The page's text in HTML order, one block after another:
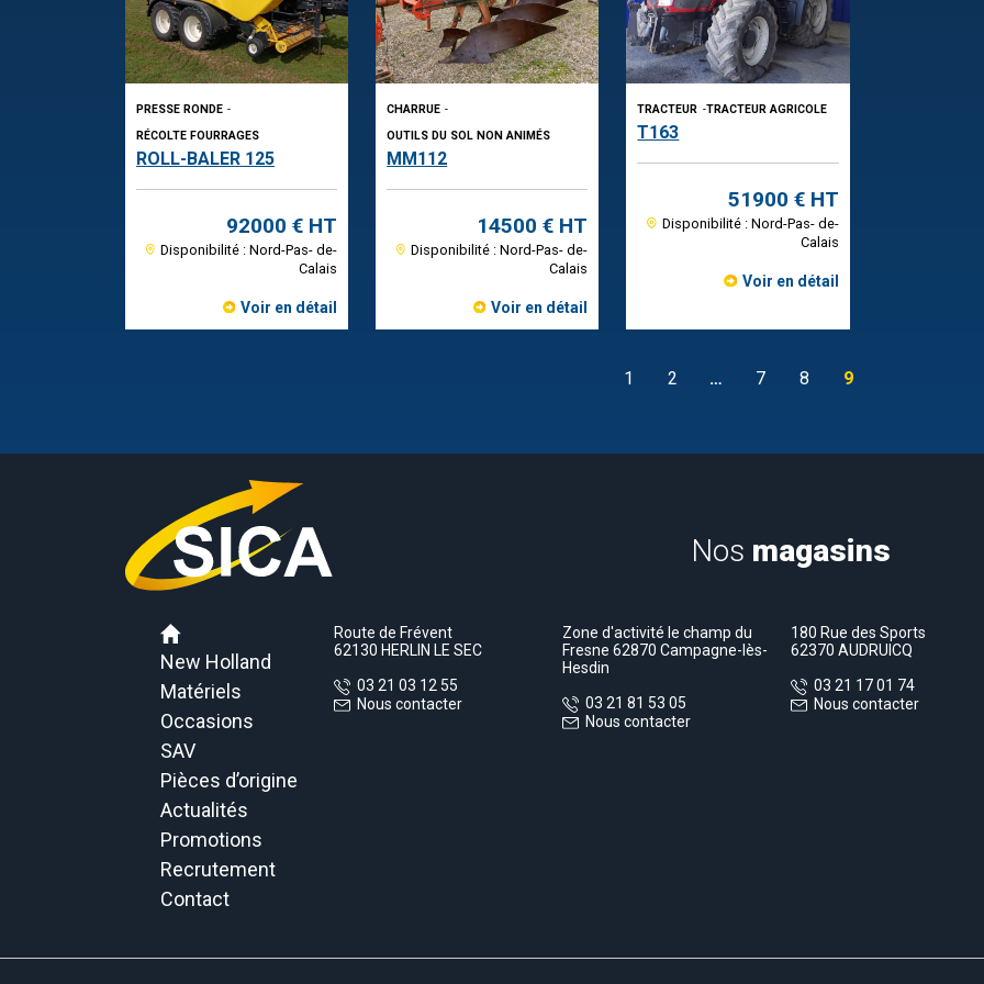
PRESSE RONDE -
RÉCOLTE FOURRAGES
ROLL-BALER 125
92000 € HT
Disponibilité : Nord-Pas- de-
Calais
Voir en détail
CHARRUE -
OUTILS DU SOL NON ANIMÉS
MM112
14500 € HT
Disponibilité : Nord-Pas- de-
Calais
Voir en détail
TRACTEUR -TRACTEUR AGRICOLE
T163
51900 € HT
Disponibilité : Nord-Pas- de-
Calais
Voir en détail
1 2 … 7 8 9
New Holland
Matériels
Occasions
SAV
Pièces d’origine
Actualités
Promotions
Recrutement
Contact
Nos magasins
Route de Frévent
62130 HERLIN LE SEC
03 21 03 12 55
Nous contacter
Zone d'activité le champ du
Fresne 62870 Campagne-lès-
Hesdin
03 21 81 53 05
Nous contacter
180 Rue des Sports
62370 AUDRUICQ
03 21 17 01 74
Nous contacter